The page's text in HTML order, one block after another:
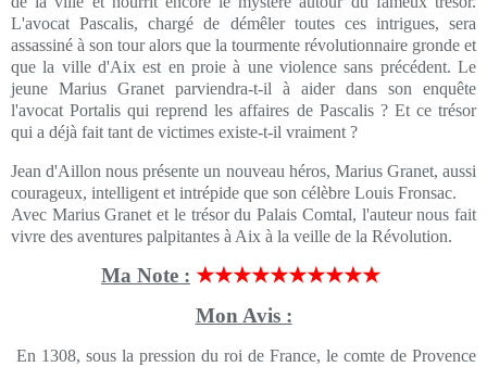
L'avocat Pascalis, chargé de démêler toutes ces intrigues, sera
assassiné à son tour alors que la tourmente révolutionnaire gronde et
que la ville d'Aix est en proie à une violence sans précédent. Le
jeune Marius Granet parviendra-t-il à aider dans son enquête
l'avocat Portalis qui reprend les affaires de Pascalis ? Et ce trésor
qui a déjà fait tant de victimes existe-t-il vraiment ?
Jean d'Aillon nous présente un nouveau héros, Marius Granet, aussi
courageux, intelligent et intrépide que son célèbre Louis Fronsac.
Avec Marius Granet et le trésor du Palais Comtal, l'auteur nous fait
vivre des aventures palpitantes à Aix à la veille de la Révolution.
Ma Note : ★★★★★★★★★★
Mon Avis :
En 1308, sous la pression du roi de France, le comte de Provence